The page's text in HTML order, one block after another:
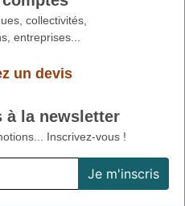
collectivités,
entreprises...
un devis
à la newsletter
Inscrivez-vous !